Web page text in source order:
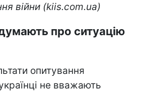
війни (kiis.com.ua)
про ситуацію
опитування
не вважають